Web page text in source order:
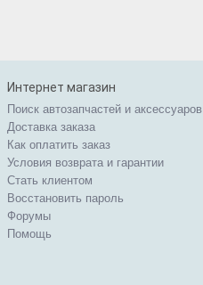
Интернет магазин
Поиск автозапчастей и аксессуаров
Доставка заказа
Как оплатить заказ
Условия возврата и гарантии
Стать клиентом
Восстановить пароль
Форумы
Помощь